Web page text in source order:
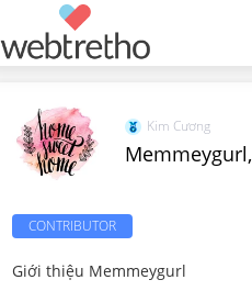
Kim Cương
Memmeygurl,
CONTRIBUTOR
Giới thiệu Memmeygurl